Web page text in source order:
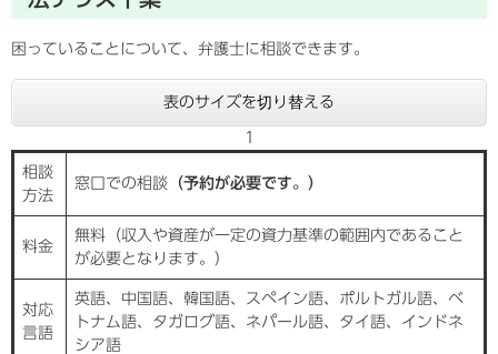
困っていることについて、弁護士に相談できます。
表のサイズを切り替える
1
相談
方法
窓口での相談 （予約が必要です。）
料金
無料（収入や資産が一定の資力基準の範囲内であること
が必要となります。）
対応
言語
英語、中国語、韓国語、スペイン語、ポルトガル語、ベ
トナム語、タガログ語、ネパール語、タイ語、インドネ
シア語